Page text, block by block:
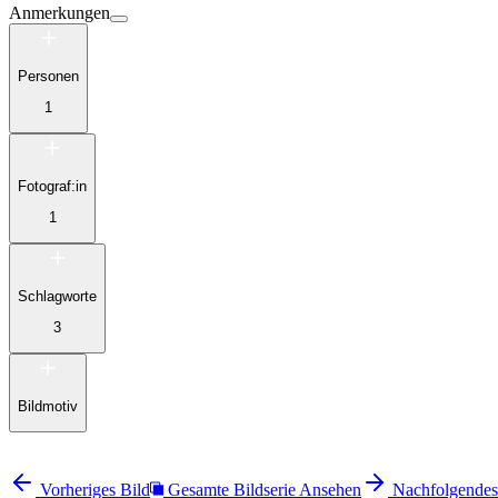
Anmerkungen
Personen
1
Fotograf:in
1
Schlagworte
3
Bildmotiv
Vorheriges Bild Gesamte Bildserie Ansehen